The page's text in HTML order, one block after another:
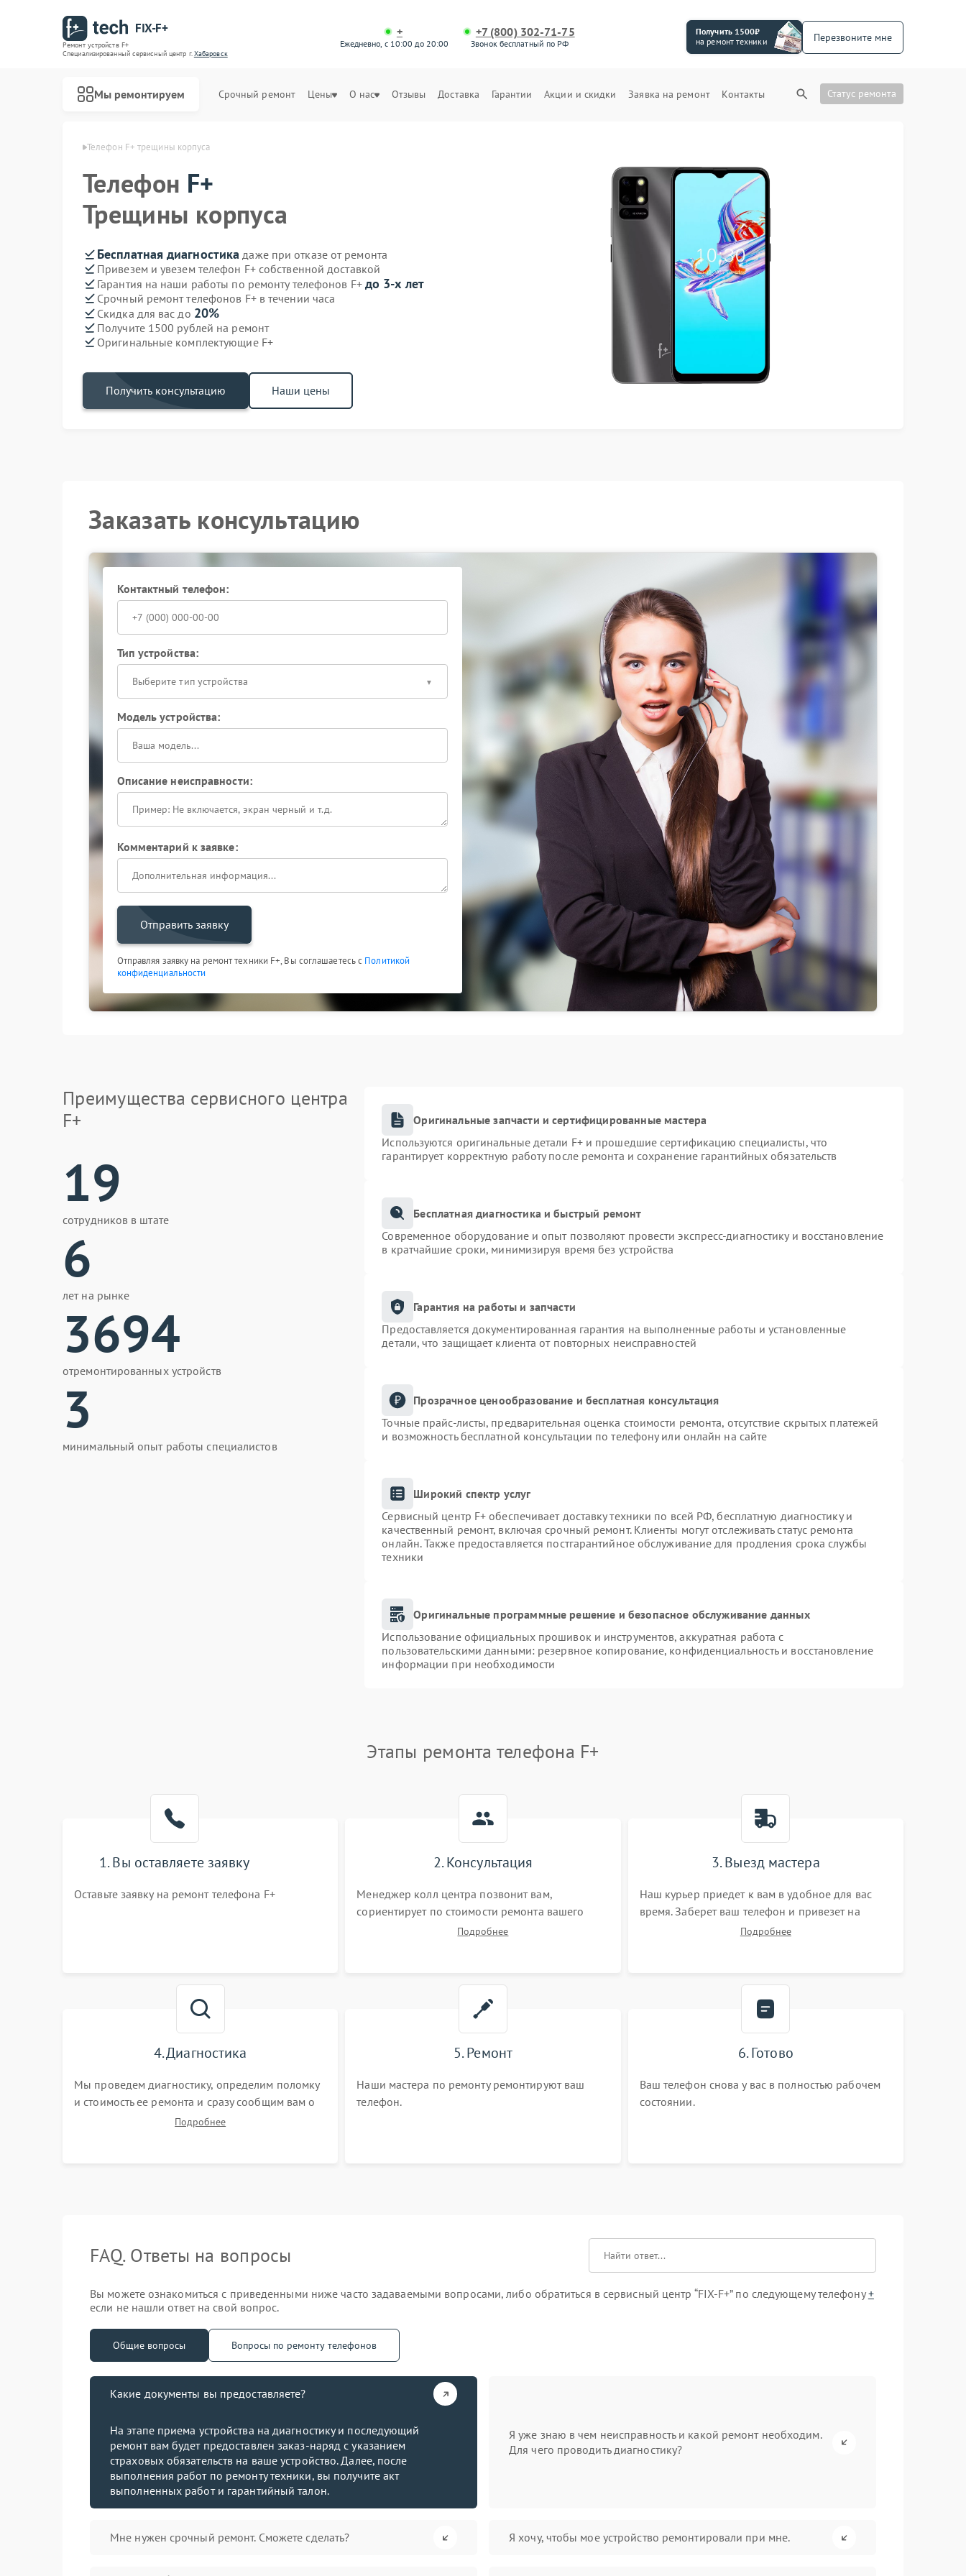
FIX-F+
Ремонт устройств F+
Специализированный cервисный центр г.Хабаровск
+
Ежедневно, с 10:00 до 20:00
+7 (800) 302-71-75
Звонок бесплатный по РФ
Получить 1500₽
на ремонт техники
Перезвоните мне
Мы ремонтируем Срочный ремонт Цены О нас Отзывы Доставка Гарантии Акции и скидки Заявка на ремонт Контакты Статус ремонта
Телефон F+ трещины корпуса
Телефон F+
Трещины корпуса
Бесплатная диагностика даже при отказе от ремонта
Привезем и увезем телефон F+ собственной доставкой
Гарантия на наши работы по ремонту телефонов F+ до 3-х лет
Срочный ремонт телефонов F+ в течении часа
Скидка для вас до 20%
Получите 1500 рублей на ремонт
Оригинальные комплектующие F+
Получить консультацию Наши цены
Заказать консультацию
Контактный телефон:
Тип устройства:
Выберите тип устройства
Модель устройства:
Описание неисправности:
Комментарий к заявке:
Отправить заявку
Отправляя заявку на ремонт техники F+, Вы соглашаетесь с Политикой
конфиденциальности
Преимущества сервисного центра
F+
19
сотрудников в штате
6
лет на рынке
3694
отремонтированных устройств
3
минимальный опыт работы специалистов
Оригинальные запчасти и сертифицированные мастера
Используются оригинальные детали F+ и прошедшие сертификацию специалисты, что
гарантирует корректную работу после ремонта и сохранение гарантийных обязательств
Бесплатная диагностика и быстрый ремонт
Современное оборудование и опыт позволяют провести экспресс-диагностику и восстановление
в кратчайшие сроки, минимизируя время без устройства
Гарантия на работы и запчасти
Предоставляется документированная гарантия на выполненные работы и установленные
детали, что защищает клиента от повторных неисправностей
Прозрачное ценообразование и бесплатная консультация
Точные прайс-листы, предварительная оценка стоимости ремонта, отсутствие скрытых платежей
и возможность бесплатной консультации по телефону или онлайн на сайте
Широкий спектр услуг
Сервисный центр F+ обеспечивает доставку техники по всей РФ, бесплатную диагностику и
качественный ремонт, включая срочный ремонт. Клиенты могут отслеживать статус ремонта
онлайн. Также предоставляется постгарантийное обслуживание для продления срока службы
техники
Оригинальные программные решение и безопасное обслуживание данных
Использование официальных прошивок и инструментов, аккуратная работа с
пользовательскими данными: резервное копирование, конфиденциальность и восстановление
информации при необходимости
Этапы ремонта телефона F+
1. Вы оставляете заявку
Оставьте заявку на ремонт телефона F+
2. Консультация
Менеджер колл центра позвонит вам,
сориентирует по стоимости ремонта вашего
телефона а также ответит на все ваши вопросы.
Подробнее
3. Выезд мастера
Наш курьер приедет к вам в удобное для вас
время. Заберет ваш телефон и привезет на
склад для диагностики.Подробнее
4. Диагностика
Мы проведем диагностику, определим поломку
и стоимость ее ремонта и сразу сообщим вам о
Подробнее
5. Ремонт
Наши мастера по ремонту ремонтируют ваш
телефон.
6. Готово
Ваш телефон снова у вас в полностью рабочем
состоянии.
FAQ. Ответы на вопросы
Вы можете ознакомиться с приведенными ниже часто задаваемыми вопросами, либо обратиться в сервисный центр “FIX-F+” по следующему телефону+
если не нашли ответ на свой вопрос.
Общие вопросы Вопросы по ремонту телефонов
Какие документы вы предоставляете?
На этапе приема устройства на диагностику и последующий
ремонт вам будет предоставлен заказ-наряд с указанием
страховых обязательств на ваше устройство. Далее, после
выполнения работ по ремонту техники, вы получите акт
выполненных работ и гарантийный талон.
Я уже знаю в чем неисправность и какой ремонт необходим.
Для чего проводить диагностику?
Мне нужен срочный ремонт. Сможете сделать? Я хочу, чтобы мое устройство ремонтировали при мне.